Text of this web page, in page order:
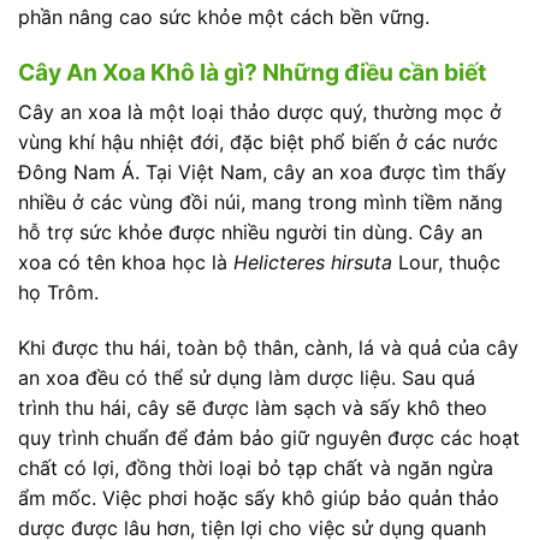
phần nâng cao sức khỏe một cách bền vững.
Cây An Xoa Khô là gì? Những điều cần biết
Cây an xoa là một loại thảo dược quý, thường mọc ở
vùng khí hậu nhiệt đới, đặc biệt phổ biến ở các nước
Đông Nam Á. Tại Việt Nam, cây an xoa được tìm thấy
nhiều ở các vùng đồi núi, mang trong mình tiềm năng
hỗ trợ sức khỏe được nhiều người tin dùng. Cây an
xoa có tên khoa học là Helicteres hirsuta Lour, thuộc
họ Trôm.
Khi được thu hái, toàn bộ thân, cành, lá và quả của cây
an xoa đều có thể sử dụng làm dược liệu. Sau quá
trình thu hái, cây sẽ được làm sạch và sấy khô theo
quy trình chuẩn để đảm bảo giữ nguyên được các hoạt
chất có lợi, đồng thời loại bỏ tạp chất và ngăn ngừa
ẩm mốc. Việc phơi hoặc sấy khô giúp bảo quản thảo
dược được lâu hơn, tiện lợi cho việc sử dụng quanh